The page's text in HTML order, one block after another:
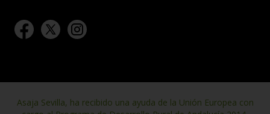
Asaja Sevilla, ha recibido una ayuda de la Unión Europea con